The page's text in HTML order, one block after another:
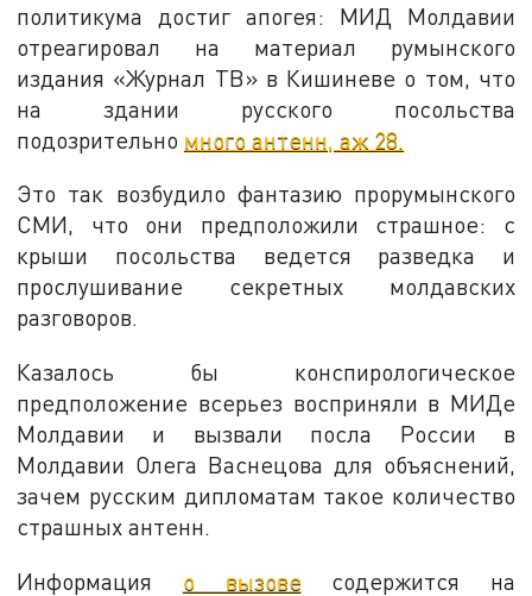
политикума достиг апогея: МИД Молдавии
отреагировал на материал румынского
издания «Журнал ТВ» в Кишиневе о том, что
на здании русского посольства
подозрительно много антенн, аж 28.
Это так возбудило фантазию прорумынского
СМИ, что они предположили страшное: с
крыши посольства ведется разведка и
прослушивание секретных молдавских
разговоров.
Казалось бы конспирологическое
предположение всерьез восприняли в МИДе
Молдавии и вызвали посла России в
Молдавии Олега Васнецова для объяснений,
зачем русским дипломатам такое количество
страшных антенн.
Информация о вызовесодержится на